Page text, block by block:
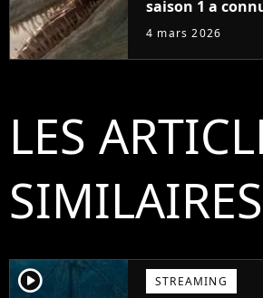
saison 1 a
retentissant
4 mars 2026
LES
SIMILAIRES
player2 STREAMING